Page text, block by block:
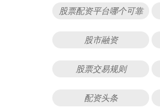
股票配资平台哪个可靠
股市融资
股票交易规则
配资头条